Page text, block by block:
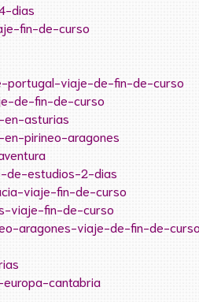
dias
fin-de-curso
portugal-viaje-de-fin-de-curso
de-fin-de-curso
asturias
pirineo-aragones
de-estudios-2-dias
viaje-fin-de-curso
viaje-fin-de-curso
aragones-viaje-de-fin-de-
cantabria